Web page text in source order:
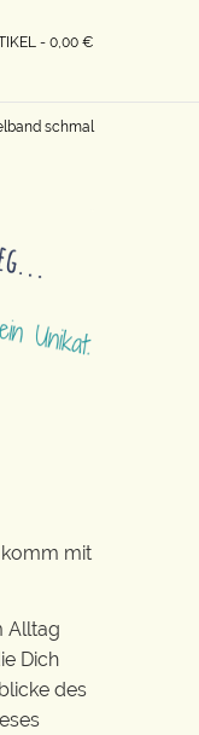
- 0,00 €
schmal
mit
Alltag
Dich
des